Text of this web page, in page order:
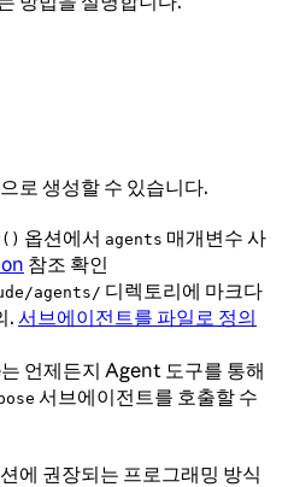
로 생성할 수 있습니다.
옵션에서 agents 매개변수 사
참조 확인
agents/ 디렉토리에 마크다
. 서브에이전트를 파일로 정의
언제든지 Agent 도구를 통해
서브에이전트를 호출할 수
에 권장되는 프로그래밍 방식